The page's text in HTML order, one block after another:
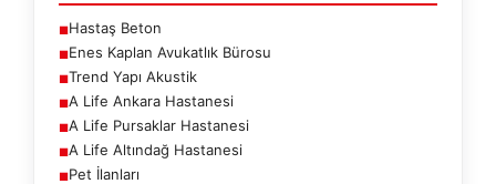
■Hastaş Beton
■Enes Kaplan Avukatlık Bürosu
■Trend Yapı Akustik
■A Life Ankara Hastanesi
■A Life Pursaklar Hastanesi
■A Life Altındağ Hastanesi
■Pet İlanları